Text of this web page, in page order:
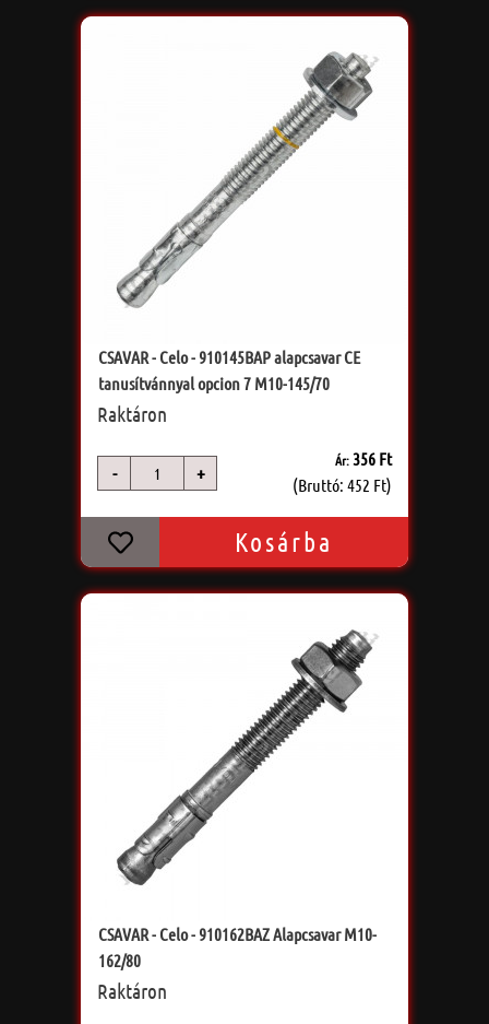
CSAVAR - Celo - 910145BAP alapcsavar CE
tanusítvánnyal opcion 7 M10-145/70
Raktáron
- +
Ár:356 Ft
(Bruttó: 452 Ft)
Kosárba
CSAVAR - Celo - 910162BAZ Alapcsavar M10-
162/80
Raktáron